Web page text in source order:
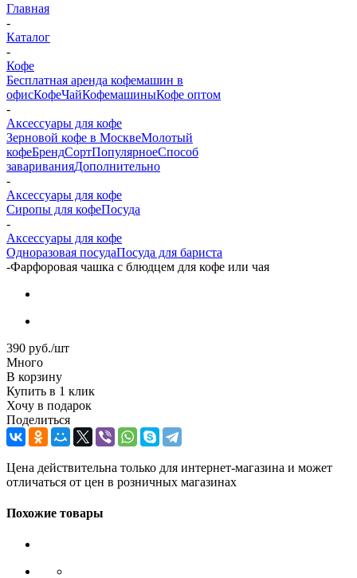
Главная
-
Каталог
-
Кофе
Бесплатная аренда кофемашин в
офисКофеЧайКофемашиныКофе оптом
-
Аксессуары для кофе
Зерновой кофе в МосквеМолотый
кофеБрендСортПопулярноеСпособ
завариванияДополнительно
-
Аксессуары для кофе
Сиропы для кофеПосуда
-
Аксессуары для кофе
Одноразовая посудаПосуда для бариста
-Фарфоровая чашка с блюдцем для кофе или чая
390 руб./шт
Много
В корзину
Купить в 1 клик
Хочу в подарок
Поделиться
Цена действительна только для интернет-магазина и может
отличаться от цен в розничных магазинах
Похожие товары